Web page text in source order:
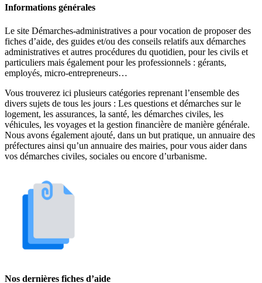
Informations générales
Le site Démarches-administratives a pour vocation de proposer des
fiches d’aide, des guides et/ou des conseils relatifs aux démarches
administratives et autres procédures du quotidien, pour les civils et
particuliers mais également pour les professionnels : gérants,
employés, micro-entrepreneurs…
Vous trouverez ici plusieurs catégories reprenant l’ensemble des
divers sujets de tous les jours : Les questions et démarches sur le
logement, les assurances, la santé, les démarches civiles, les
véhicules, les voyages et la gestion financière de manière générale.
Nous avons également ajouté, dans un but pratique, un annuaire des
préfectures ainsi qu’un annuaire des mairies, pour vous aider dans
vos démarches civiles, sociales ou encore d’urbanisme.
Nos dernières fiches d’aide